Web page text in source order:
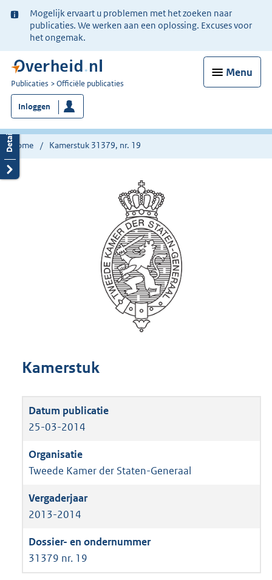
Ter
informatie:
Mogelijk ervaart u problemen met het zoeken naar
publicaties. We werken aan een oplossing. Excuses voor
het ongemak.
Menu
U
bent
nu
hier:
Publicaties Officiële publicaties
Inloggen
Home Kamerstuk 31379, nr. 19
Kamerstuk
25-03-2014
Tweede Kamer der Staten-Generaal
2013-2014
31379 nr. 19